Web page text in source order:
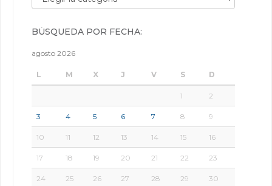
BÚSQUEDA POR FECHA:
agosto 2026
L M X J V S D
1 2
3 4 5 6 7 8 9
10 11 12 13 14 15 16
17 18 19 20 21 22 23
24 25 26 27 28 29 30